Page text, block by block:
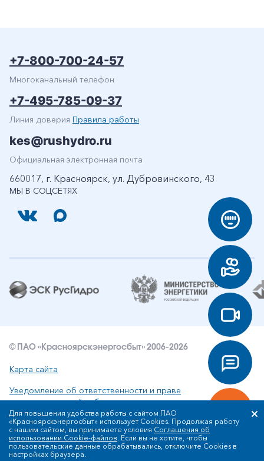
МЫ В СОЦСЕТЯХ
+7-800-700-24-57
Многоканальный телефон
+7-495-785-09-37
Линия доверия Правила работы
kes@rushydro.ru
Официальная электронная почта
660017, г. Красноярск, ул. Дубровинского, 43
© ПАО «Красноярскэнергосбыт» 2006-2026
Карта сайта
Уведомление об ответственности и праве
интеллектуальной собственности
Политика ПАО «Красноярскэнергосбыт» в отношении
обработки персональных данных
Для повышения удобства работы с сайтом ПАО
«Красноярскэнергосбыт» использует Cookies. Продолжая работу
с нашим сайтом, вы принимаете условия Соглашения об
использовании Cookie-файлов. Если вы не хотите, чтобы
пользовательские данные обрабатывались, отключите Cookies в
настройках браузера.